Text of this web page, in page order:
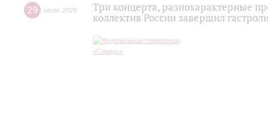
29 июля 2026
Три концерта, разнохарактерные
коллектив России завершил